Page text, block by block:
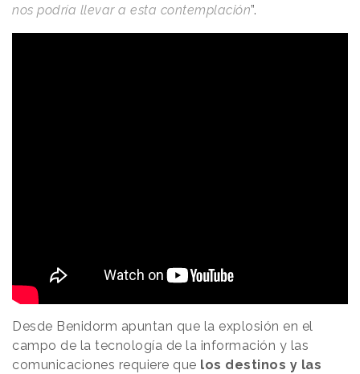
nos podría llevar a esta contemplación”.
Desde Benidorm apuntan que la explosión en el
campo de la tecnología de la información y las
comunicaciones requiere que los destinos y las